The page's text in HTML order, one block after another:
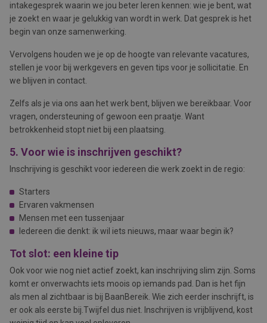
intakegesprek waarin we jou beter leren kennen: wie je bent, wat
je zoekt en waar je gelukkig van wordt in werk. Dat gesprek is het
begin van onze samenwerking.
Vervolgens houden we je op de hoogte van relevante vacatures,
stellen je voor bij werkgevers en geven tips voor je sollicitatie. En
we blijven in contact.
Zelfs als je via ons aan het werk bent, blijven we bereikbaar. Voor
vragen, ondersteuning of gewoon een praatje. Want
betrokkenheid stopt niet bij een plaatsing.
5. Voor wie is inschrijven geschikt?
Inschrijving is geschikt voor iedereen die werk zoekt in de regio:
Starters
Ervaren vakmensen
Mensen met een tussenjaar
Iedereen die denkt: ik wil iets nieuws, maar waar begin ik?
Tot slot: een kleine tip
Ook voor wie nog niet actief zoekt, kan inschrijving slim zijn. Soms
komt er onverwachts iets moois op iemands pad. Dan is het fijn
als men al zichtbaar is bij BaanBereik. Wie zich eerder inschrijft, is
er ook als eerste bij.Twijfel dus niet. Inschrijven is vrijblijvend, kost